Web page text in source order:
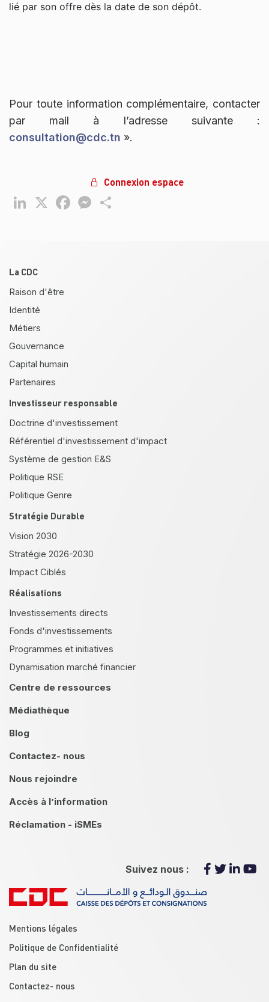
lié par son offre dès la date de son dépôt.
Pour toute information complémentaire, contacter
par mail à l’adresse suivante :
consultation@cdc.tn ».
LinkedIn
X FacebookMessenger
Connexion espace
Pied de page
La CDC
Raison d'être
Identité
Métiers
Gouvernance
Capital humain
Partenaires
Investisseur responsable
Doctrine d'investissement
Référentiel d'investissement d'impact
Système de gestion E&S
Politique RSE
Politique Genre
Stratégie Durable
Vision 2030
Stratégie 2026-2030
Impact Ciblés
Réalisations
Investissements directs
Fonds d'investissements
Programmes et initiatives
Dynamisation marché financier
Centre de ressources
Médiathèque
Blog
Contactez- nous
Nous rejoindre
Accès à l’information
Réclamation - iSMEs
Suivez nous :
Mentions légales
Politique de Confidentialité
Plan du site
Contactez- nous